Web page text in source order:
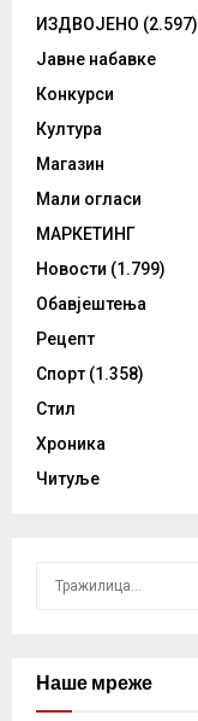
ИЗДВОЈЕНО (2.597)
Јавне набавке
Конкурси
Култура
Магазин
Мали огласи
МАРКЕТИНГ
Новости (1.799)
Обавјештења
Рецепт
Спорт (1.358)
Стил
Хроника
Читуље
cНаше мреже